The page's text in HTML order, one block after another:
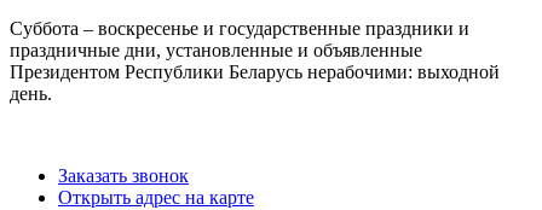
Суббота – воскресенье и государственные праздники и
праздничные дни, установленные и объявленные
Президентом Республики Беларусь нерабочими: выходной
день.
Заказать звонок
Открыть адрес на карте